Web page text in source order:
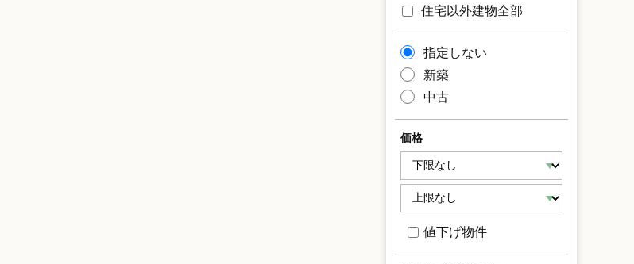
住宅以外建物全部
指定しない
新築
中古
価格
値下げ物件